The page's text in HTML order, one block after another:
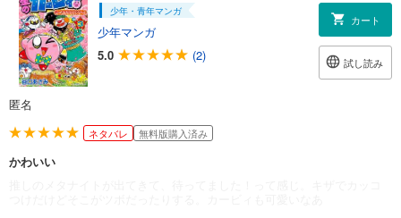
少年・青年マンガ
少年マンガ
5.0
(2)
カート
試し読み
匿名
ネタバレ 無料版購入済み
かわいい